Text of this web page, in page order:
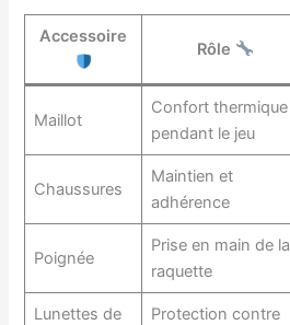
Accessoire
Rôle
Maillot
Confort thermique
pendant le jeu
Chaussures
Maintien et
adhérence
Poignée
Prise en main de la
raquette
Lunettes de
Protection contre